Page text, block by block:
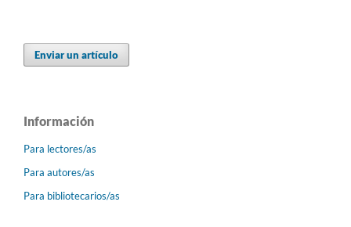
Enviar un artículo
Información
Para lectores/as
Para autores/as
Para bibliotecarios/as